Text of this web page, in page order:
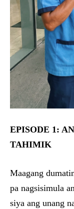
EPISODE 1:
TAHIMIK
Maagang
pa nagsisimula
siya ang unang